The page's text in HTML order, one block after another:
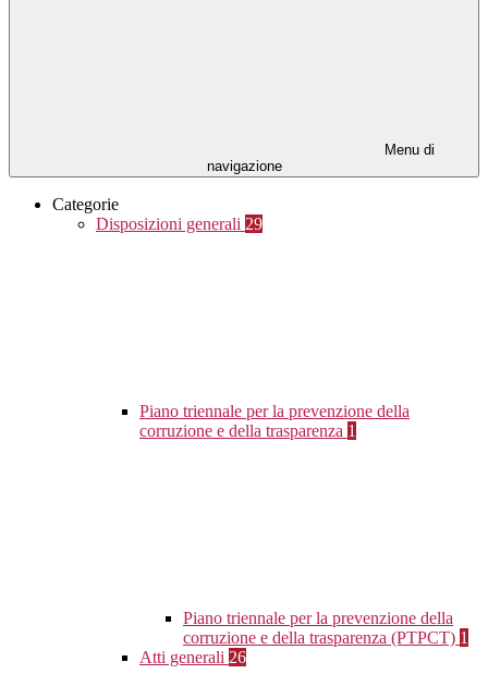
Menu di
navigazione
Categorie
Disposizioni generali 29
Piano triennale per la prevenzione della
corruzione e della trasparenza 1
Piano triennale per la prevenzione della
corruzione e della trasparenza (PTPCT) 1
Atti generali 26